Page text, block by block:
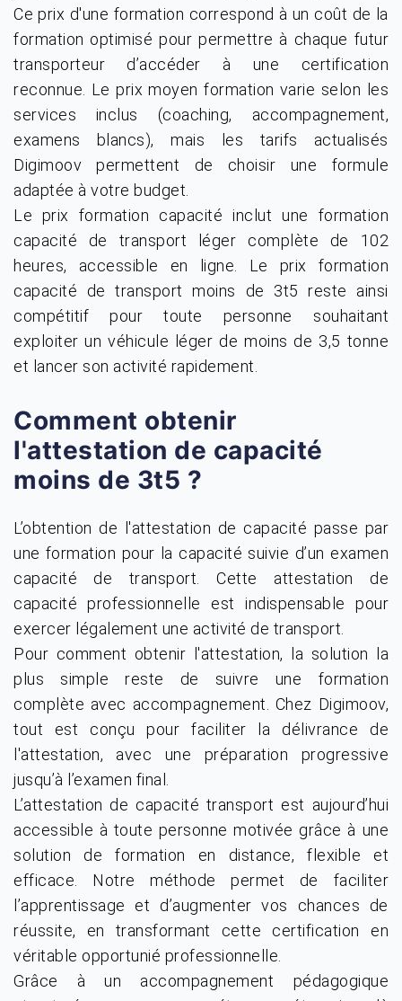
Ce prix d'une formation correspond à un coût de la
formation optimisé pour permettre à chaque futur
transporteur d’accéder à une certification
reconnue. Le prix moyen formation varie selon les
services inclus (coaching, accompagnement,
examens blancs), mais les tarifs actualisés
Digimoov permettent de choisir une formule
adaptée à votre budget.
Le prix formation capacité inclut une formation
capacité de transport léger complète de 102
heures, accessible en ligne. Le prix formation
capacité de transport moins de 3t5 reste ainsi
compétitif pour toute personne souhaitant
exploiter un véhicule léger de moins de 3,5 tonne
et lancer son activité rapidement.
Comment obtenir
l'attestation de capacité
moins de 3t5 ?
L’obtention de l'attestation de capacité passe par
une formation pour la capacité suivie d’un examen
capacité de transport. Cette attestation de
capacité professionnelle est indispensable pour
exercer légalement une activité de transport.
Pour comment obtenir l'attestation, la solution la
plus simple reste de suivre une formation
complète avec accompagnement. Chez Digimoov,
tout est conçu pour faciliter la délivrance de
l'attestation, avec une préparation progressive
jusqu’à l’examen final.
L’attestation de capacité transport est aujourd’hui
accessible à toute personne motivée grâce à une
solution de formation en distance, flexible et
efficace. Notre méthode permet de faciliter
l’apprentissage et d’augmenter vos chances de
réussite, en transformant cette certification en
véritable opportunié professionnelle.
Grâce à un accompagnement pédagogique